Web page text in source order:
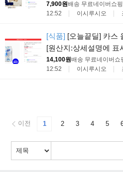
7,900원배송 무료네이버쇼핑
12:52
이시루시오
[식품] [오늘끝딜] 카스
[원산지:상세설명에 표
14,100원배송 무료네이버쇼
12:52
이시루시오
이전 1 2 3 4 5